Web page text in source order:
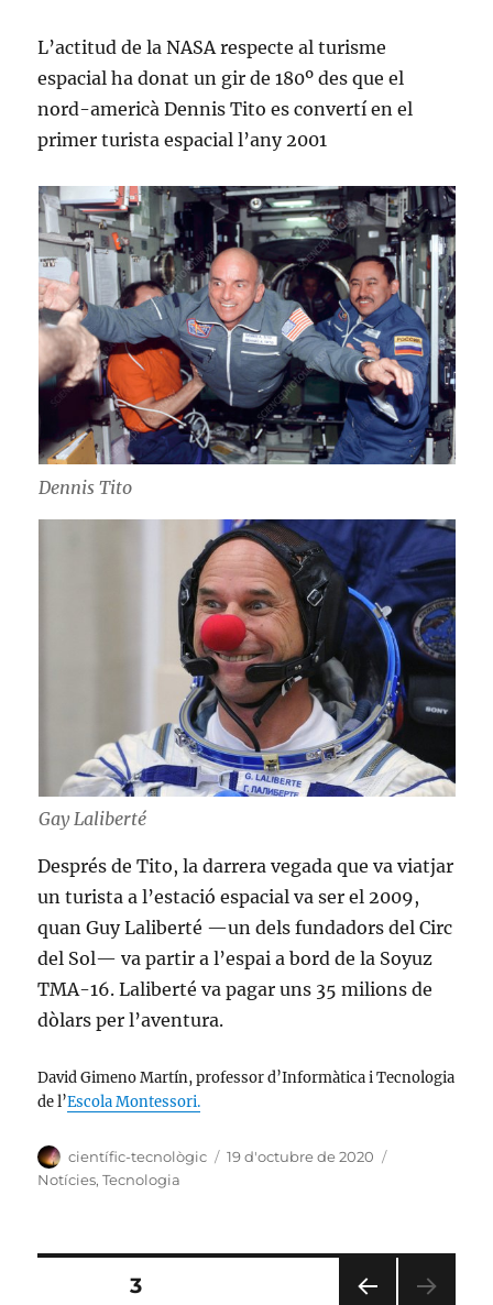
L’actitud de la NASA respecte al turisme
espacial ha donat un gir de 180º des que el
nord-americà Dennis Tito es convertí en el
primer turista espacial l’any 2001
Dennis Tito
Gay Laliberté
Després de Tito, la darrera vegada que va viatjar
un turista a l’estació espacial va ser el 2009,
quan Guy Laliberté —un dels fundadors del Circ
del Sol— va partir a l’espai a bord de la Soyuz
TMA-16. Laliberté va pagar uns 35 milions de
dòlars per l’aventura.
David Gimeno Martín, professor d’Informàtica i Tecnologia
de l’Escola Montessori.
Autor
científic-tecnològic
Publicat
19 d'octubre de 2020
Notícies,Tecnologia
Paginació
PÀGINA3